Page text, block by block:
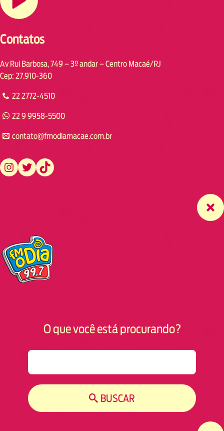
Contatos
Av Rui Barbosa, 749 – 3º andar – Centro Macaé/RJ
Cep: 27.910-360
22 2772-4510
22 9 9958-5500
contato@fmodiamacae.com.br
https://www.instagram.com/fmodia.macae/ https://twitter.com/fmodia.macae/ https://www.tiktok.com/@fmodia.macae
O que você está procurando?
BUSCAR